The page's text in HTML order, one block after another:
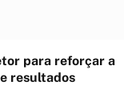
para reforçar a
resultados